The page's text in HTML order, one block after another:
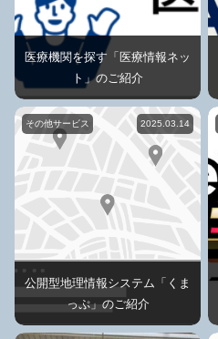
医療機関を探す「医療情報ネッ
ト」のご紹介
その他サービス 2025.03.14
公開型地理情報システム「くま
っぷ」のご紹介